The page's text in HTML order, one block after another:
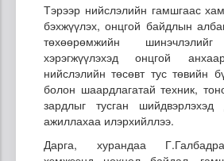
Тэрээр нийслэлийн гамшгаас
бэхжүүлэх, онцгой байдлын
төхөөрөмжийн
хэрэгжүүлэхэд онцгой
нийслэлийн төсөвт тус төвийн
болон шаардлагатай техник,
зардлыг тусган шийдвэрлэхэд
ажиллахаа илэрхийллээ.
Дарга, хурандаа